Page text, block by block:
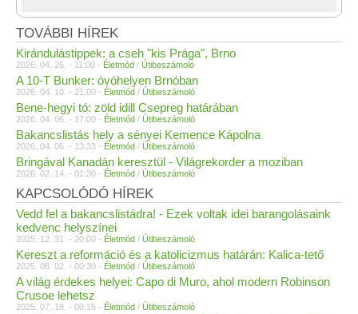
TOVÁBBI HÍREK
Kirándulástippek: a cseh "kis Prága", Brno
2026. 04. 26. - 11:00 - Életmód / Útibeszámoló
A 10-T Bunker: óvóhelyen Brnóban
2026. 04. 10. - 21:00 - Életmód / Útibeszámoló
Bene-hegyi tó: zöld idill Csepreg határában
2026. 04. 06. - 17:00 - Életmód / Útibeszámoló
Bakancslistás hely a sényei Kemence Kápolna
2026. 04. 06. - 13:33 - Életmód / Útibeszámoló
Bringával Kanadán keresztül - Világrekorder a moziban
2026. 02. 14. - 01:30 - Életmód / Útibeszámoló
KAPCSOLÓDÓ HÍREK
Vedd fel a bakancslistádra! - Ezek voltak idei barangolásaink
kedvenc helyszínei
2025. 12. 31. - 20:00 - Életmód / Útibeszámoló
Kereszt a reformáció és a katolicizmus határán: Kalica-tető
2025. 08. 02. - 00:30 - Életmód / Útibeszámoló
A világ érdekes helyei: Capo di Muro, ahol modern Robinson
Crusoe lehetsz
2025. 07. 18. - 00:15 - Életmód / Útibeszámoló